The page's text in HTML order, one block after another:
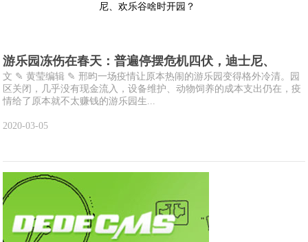
游乐园冻伤在春天：普遍停摆危机四伏，迪士尼、
文 ✎ 黄莹编辑 ✎ 邢昀一场疫情让原本热闹的游乐园变得格外冷清。园
区关闭，几乎没有现金流入，设备维护、动物饲养的成本支出仍在，疫
情给了原本就不太赚钱的游乐园生...
2020-03-05